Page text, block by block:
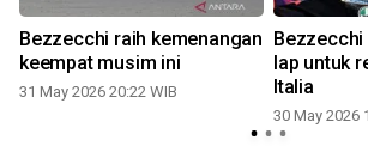
Bezzecchi raih kemenangan
keempat musim ini
31 May 2026 20:22 WIB
lap untuk
Italia
30 May 2026